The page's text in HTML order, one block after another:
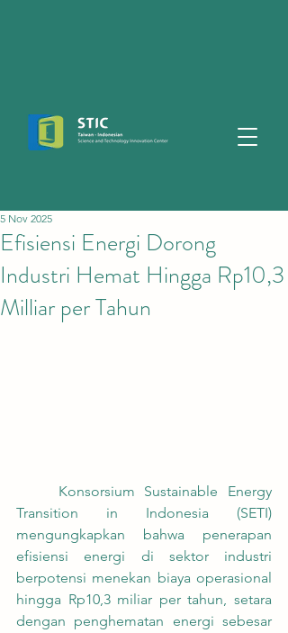
Efisiensi Energi Dorong
Industri Hemat Hingga Rp10,3
Milliar per Tahun
5 Nov 2025
Transition in Indonesia (SETI)
mengungkapkan bahwa penerapan
efisiensi energi di sektor industri
berpotensi menekan biaya operasional
hingga Rp10,3 miliar per tahun, setara
dengan penghematan energi sebesar